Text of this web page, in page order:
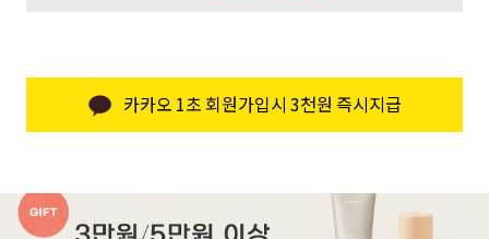
카카오 1초 회원가입시 3천원 즉시지급